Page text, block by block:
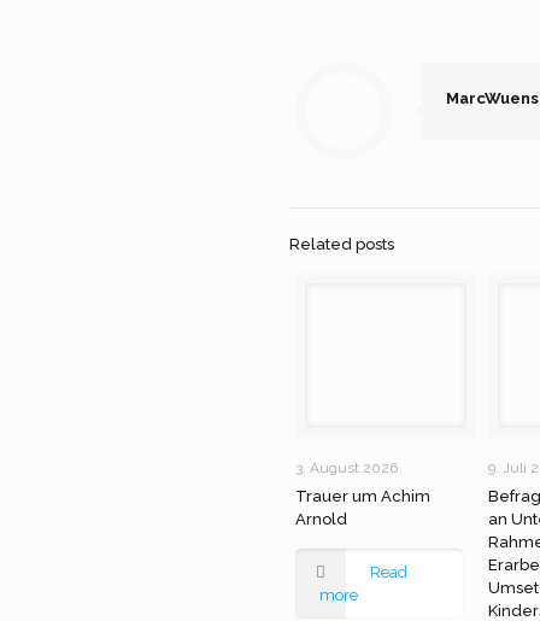
Related posts
3. August 2026
Trauer um Achim
Arnold
Read
more
9. Juli
an